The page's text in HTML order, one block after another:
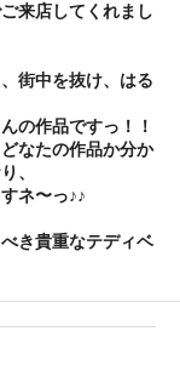
来店してくれまし
街中を抜け、はる
の作品ですっ！！
なたの作品か分か
、
ネ〜っ♪♪
き貴重なテディベ